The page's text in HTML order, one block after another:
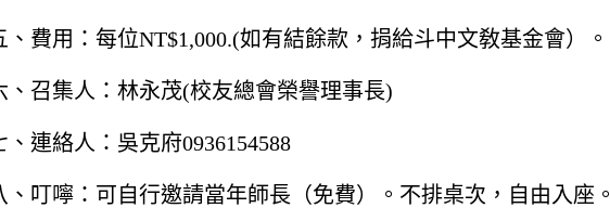
、費用：每位NT$1,000.(如有結餘款，捐給斗中文敎基金會）。
、召集人：林永茂(校友總會榮譽理事長)
、連絡人：吳克府0936154588
、叮嚀：可自行邀請當年師長（免費）。不排桌次，自由入座。